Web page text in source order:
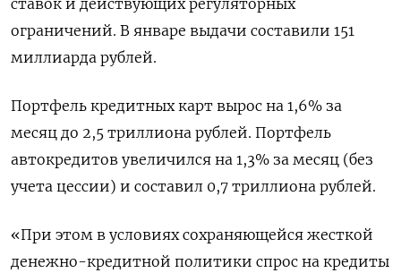
ставок и действующих регуляторных
ограничений. В январе выдачи составили 151
миллиарда рублей.
Портфель кредитных ‌карт вырос на 1,6% за
месяц до 2,5 триллиона рублей. Портфель
автокредитов увеличился на 1,​3% за месяц (без
учета цессии) и составил 0,7 триллиона рублей.
«При этом в условиях сохраняющейся жесткой
денежно-кредитной политики спрос на кредиты